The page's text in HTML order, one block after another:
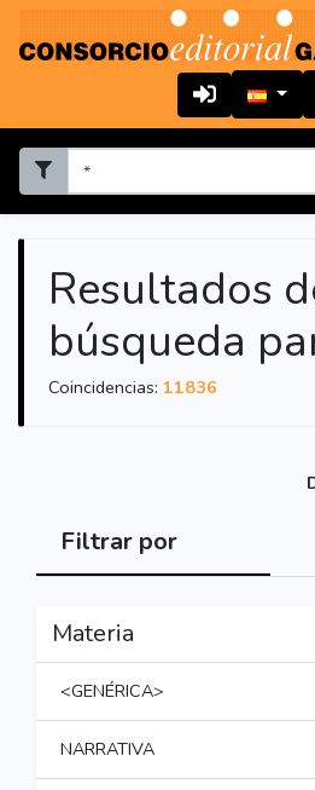
Resultados
búsqueda
Coincidencias: 11836
Filtrar por
Materia
<GENÉRICA>
NARRATIVA